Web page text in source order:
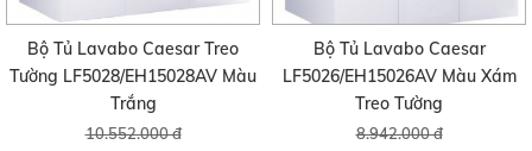
Bộ Tủ Lavabo Caesar Treo
Tường LF5028/EH15028AV Màu
Trắng
10.552.000 đ
Bộ Tủ Lavabo Caesar
LF5026/EH15026AV Màu Xám
Treo Tường
8.942.000 đ